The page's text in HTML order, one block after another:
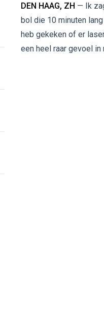
DEN HAAG, ZH — Ik
bol die 10 minuten
heb gekeken of er
een heel raar gevoel